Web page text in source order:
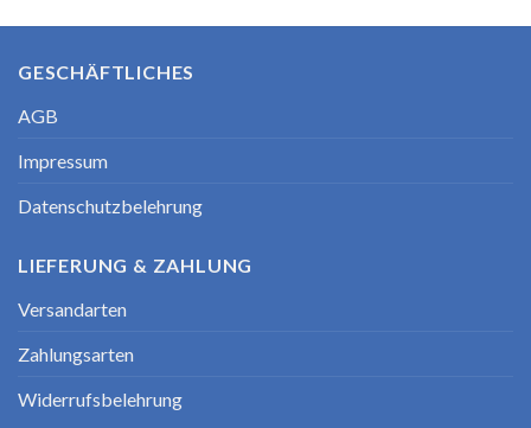
GESCHÄFTLICHES
AGB
Impressum
Datenschutzbelehrung
LIEFERUNG & ZAHLUNG
Versandarten
Zahlungsarten
Widerrufsbelehrung